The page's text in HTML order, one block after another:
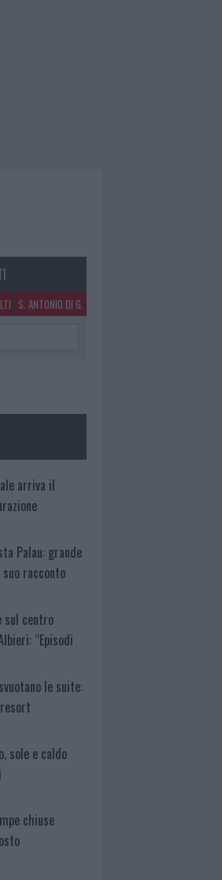
S. ANTONIO DI G.
arriva il
Palau: grande
racconto
sul centro
“Episodi
le suite:
sole e caldo
chiuse